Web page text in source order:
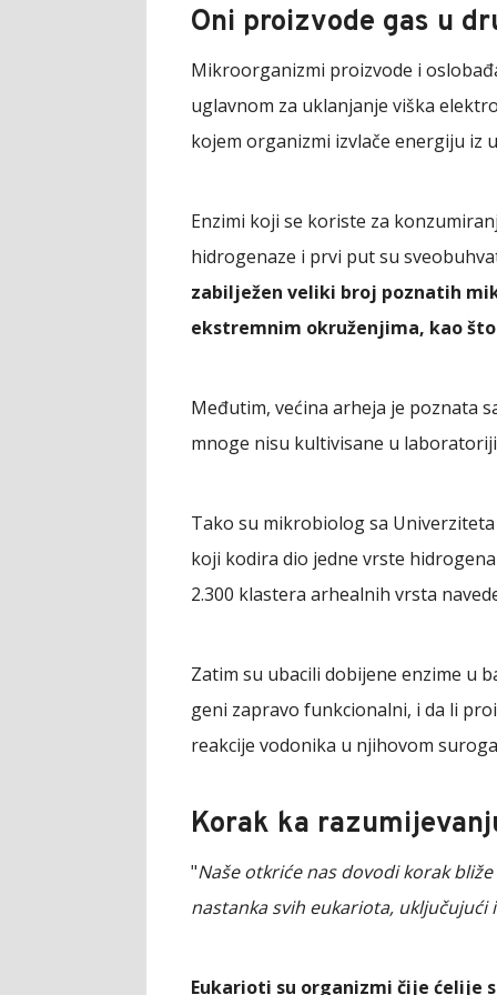
Oni proizvode gas u
Mikroorganizmi proizvode i
uglavnom za uklanjanje viška
kojem organizmi izvlače energiju iz
Enzimi koji se koriste za
hidrogenaze i prvi put su
zabilježen veliki broj poznatih
ekstremnim okruženjima, kao
Međutim, većina arheja je poznata
mnoge nisu kultivisane u
Tako su mikrobiolog sa
koji kodira dio jedne vrste
2.300 klastera arhealnih vrsta
Zatim su ubacili dobijene enzime u
geni zapravo funkcionalni, i da li
reakcije vodonika u njihovom
Korak ka
"Naše otkriće nas dovodi korak
nastanka svih eukariota, uključujući
Eukarioti su organizmi čije ćelije